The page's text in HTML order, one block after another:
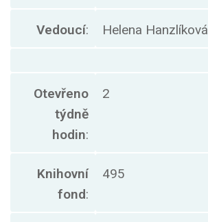
Vedoucí: Helena Hanzlíková
Otevřeno
týdně
hodin:
2
Knihovní
fond:
495